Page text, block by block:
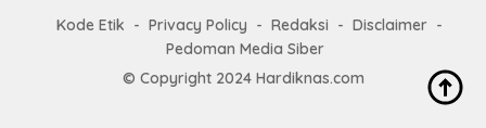
Kode Etik Privacy Policy Redaksi
Disclaimer
Pedoman Media Siber
© Copyright 2024 Hardiknas.com